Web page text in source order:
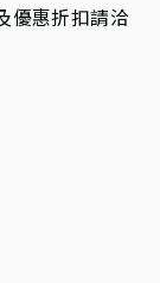
優惠折扣請洽